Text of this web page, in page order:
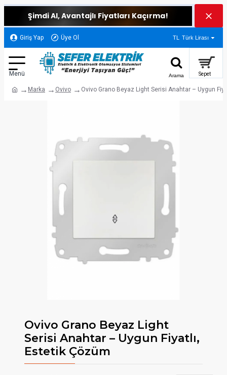
Şimdi Al, Avantajlı Fiyatları Kaçırma!
Giriş Yap Üye Ol TL Türk Lirası
Marka Ovivo Ovivo Grano Beyaz Light Serisi Anahtar – Uygun
Ovivo Grano Beyaz Light
Serisi Anahtar – Uygun Fiyatlı,
Estetik Çözüm